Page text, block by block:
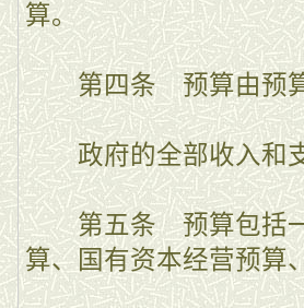
算。
第四条 预算由预算
政府的全部收入和支
第五条 预算包括一
算、国有资本经营预算